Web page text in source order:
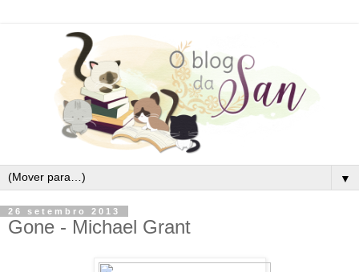
▼
26 setembro 2013
Gone - Michael Grant